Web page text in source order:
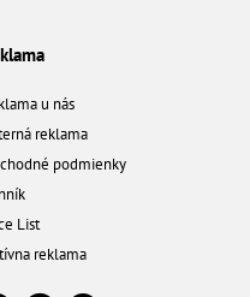
u nás
reklama
podmienky
List
reklama